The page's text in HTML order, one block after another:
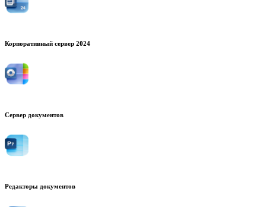
Корпоративный сервер 2024
Сервер документов
Редакторы документов